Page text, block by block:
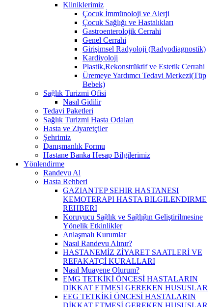
Kliniklerimiz
Çocuk İmmünoloji ve Alerji
Çocuk Sağlığı ve Hastalıkları
Gastroenterolojik Cerrahi
Genel Cerrahi
Girişimsel Radyoloji (Radyodiagnostik)
Kardiyoloji
Plastik,Rekonstrüktif ve Estetik Cerrahi
Üremeye Yardımcı Tedavi Merkezi(Tüp
Bebek)
Sağlık Turizmi Ofisi
Nasıl Gidilir
Tedavi Paketleri
Sağlık Turizmi Hasta Odaları
Hasta ve Ziyaretçiler
Şehrimiz
Danışmanlık Formu
Hastane Banka Hesap Bilgilerimiz
Yönlendirme
Randevu Al
Hasta Rehberi
GAZIANTEP SEHIR HASTANESI
KEMOTERAPI HASTA BILGILENDIRME
REHBERI
Koruyucu Sağlık ve Sağlığın Geliştirilmesine
Yönelik Etkinlikler
Anlaşmalı Kurumlar
Nasıl Randevu Alınır?
HASTANEMİZ ZİYARET SAATLERİ VE
REFAKATÇİ KURALLARI
Nasıl Muayene Olurum?
EMG TETKİKİ ÖNCESİ HASTALARIN
DİKKAT ETMESİ GEREKEN HUSUSLAR
EEG TETKİKİ ÖNCESİ HASTALARIN
DİKKAT ETMESİ GEREKEN HUSUSLAR